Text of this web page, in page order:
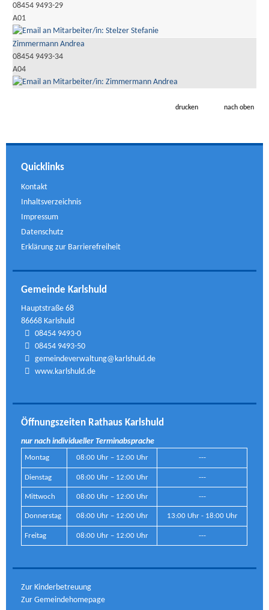
08454 9493-29
A01
Zimmermann Andrea
08454 9493-34
A04
drucken nach oben
Quicklinks
Kontakt
Inhaltsverzeichnis
Impressum
Datenschutz
Erklärung zur Barrierefreiheit
Gemeinde Karlshuld
Hauptstraße 68
86668 Karlshuld
08454 9493-0
08454 9493-50
gemeindeverwaltung@karlshuld.de
www.karlshuld.de
Öffnungszeiten Rathaus Karlshuld
nur nach individueller Terminabsprache
Montag 08:00 Uhr – 12:00 Uhr ---
Dienstag 08:00 Uhr – 12:00 Uhr ---
Mittwoch 08:00 Uhr – 12:00 Uhr ---
Donnerstag 08:00 Uhr – 12:00 Uhr 13:00 Uhr - 18:00 Uhr
Freitag 08:00 Uhr – 12:00 Uhr ---
Zur Kinderbetreuung
Zur Gemeindehomepage